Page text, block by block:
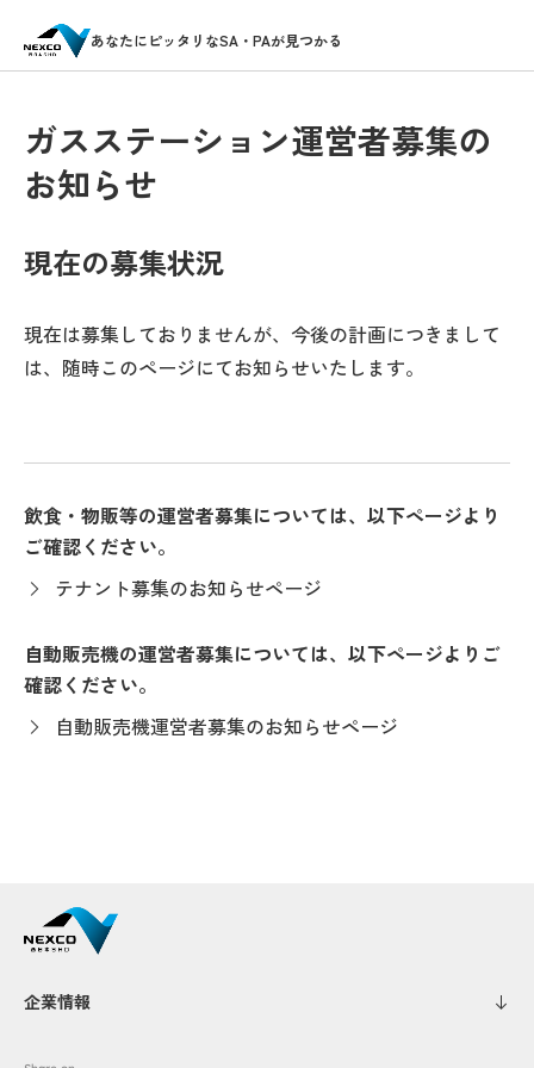
あなたにピッタリなSA・PAが見つかる
ガスステーション運営者募集の
お知らせ
現在の募集状況
現在は募集しておりませんが、今後の計画につきまして
は、随時このページにてお知らせいたします。
飲食・物販等の運営者募集については、以下ページより
ご確認ください。
テナント募集のお知らせページ
自動販売機の運営者募集については、以下ページよりご
確認ください。
自動販売機運営者募集のお知らせページ
企業情報